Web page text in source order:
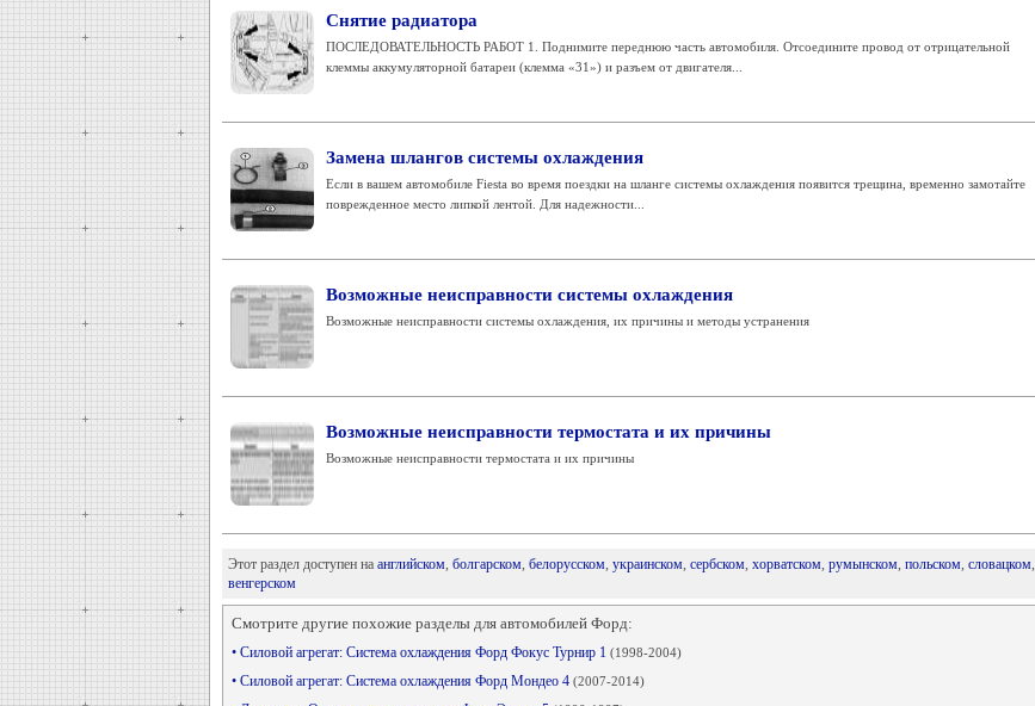
Снятие радиатора
ПОСЛЕДОВАТЕЛЬНОСТЬ РАБОТ 1. Поднимите переднюю часть автомобиля. Отсоедините провод от отрицательной
клеммы аккумуляторной батареи (клемма «31») и разъем от двигателя...
Замена шлангов системы охлаждения
Если в вашем автомобиле Fiesta во время поездки на шланге системы охлаждения появится трещина, временно замотайте
поврежденное место липкой лентой. Для надежности...
Возможные неисправности системы охлаждения
Возможные неисправности системы охлаждения, их причины и методы устранения
Возможные неисправности термостата и их причины
Возможные неисправности термостата и их причины
Этот раздел доступен на английском, болгарском, белорусском, украинском, сербском, хорватском, румынском, польском, словацком,
венгерском
Смотрите другие похожие разделы для автомобилей Форд:
• Силовой агрегат: Система охлаждения Форд Фокус Турнир 1 (1998-2004)
• Силовой агрегат: Система охлаждения Форд Мондео 4 (2007-2014)